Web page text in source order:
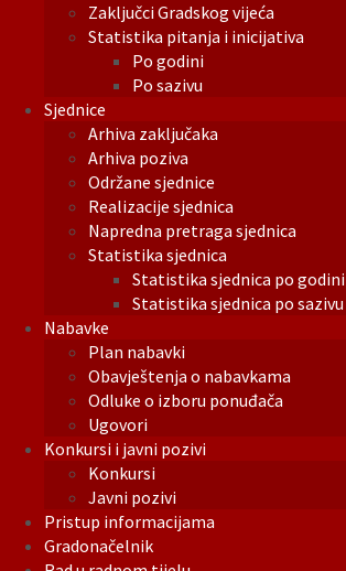
Zaključci Gradskog vijeća
Statistika pitanja i inicijativa
Po godini
Po sazivu
Sjednice
Arhiva zaključaka
Arhiva poziva
Održane sjednice
Realizacije sjednica
Napredna pretraga sjednica
Statistika sjednica
Statistika sjednica po godini
Statistika sjednica po sazivu
Nabavke
Plan nabavki
Obavještenja o nabavkama
Odluke o izboru ponuđača
Ugovori
Konkursi i javni pozivi
Konkursi
Javni pozivi
Pristup informacijama
Gradonačelnik